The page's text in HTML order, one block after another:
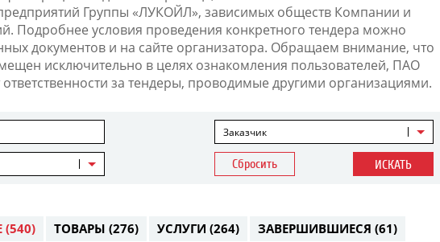
Группы «ЛУКОЙЛ», зависимых обществ Компании и
Подробнее условия проведения конкретного тендера можно
документов и на сайте организатора. Обращаем внимание, что
исключительно в целях ознакомления пользователей, ПАО
за тендеры, проводимые другими организациями.
Заказчик
Сбросить ИСКАТЬ
(540) ТОВАРЫ (276) УСЛУГИ (264) ЗАВЕРШИВШИЕСЯ (61)